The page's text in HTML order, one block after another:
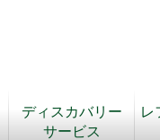
ディスカバリー
サービス
レ